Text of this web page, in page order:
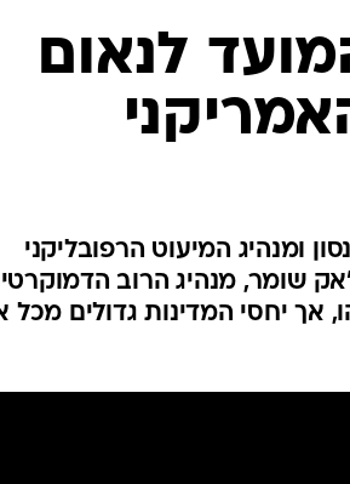
המייל האדום
לנאום
ומנהיג המיעוט הרפובליקני
שומר, מנהיג הרוב הדמוקרטי
אך יחסי המדינות גדולים מכל